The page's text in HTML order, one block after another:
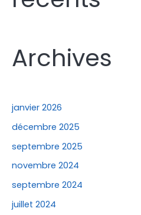
c
rArchives
janvier 2026
décembre 2025
septembre 2025
novembre 2024
septembre 2024
juillet 2024